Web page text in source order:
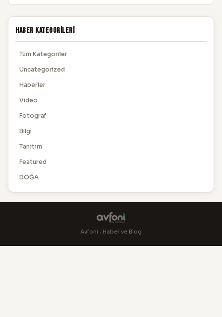
Haber Kategorileri
Tüm Kategoriler
Uncategorized
Haberler
Video
Fotograf
Bilgi
Tanıtım
Featured
DOĞA
Avfoni · Haber ve Blog